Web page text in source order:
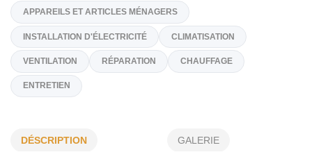
info@climaki.ca
Spécialités
INSTALLATION ET RÉPARATION DE PLOMBERIE
APPAREILS ET ARTICLES MÉNAGERS
DÉSCRIPTION GALERIE